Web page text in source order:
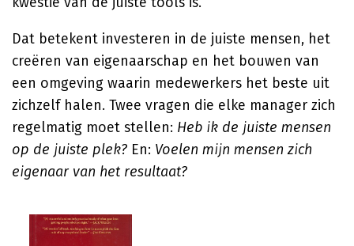
Dat betekent investeren in de juiste mensen, het
creëren van eigenaarschap en het bouwen van
een omgeving waarin medewerkers het beste uit
zichzelf halen. Twee vragen die elke manager zich
regelmatig moet stellen: Heb ik de juiste mensen
op de juiste plek? En: Voelen mijn mensen zich
eigenaar van het resultaat?